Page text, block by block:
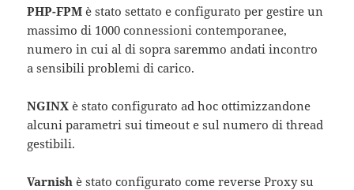
PHP-FPM è stato settato e configurato per gestire un
massimo di 1000 connessioni contemporanee,
numero in cui al di sopra saremmo andati incontro
a sensibili problemi di carico.
NGINX è stato configurato ad hoc ottimizzandone
alcuni parametri sui timeout e sul numero di thread
gestibili.
Varnish è stato configurato come reverse Proxy su